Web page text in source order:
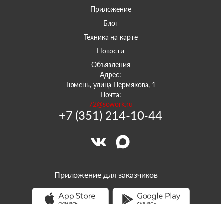
Приложение
Блог
Техника на карте
Новости
Объявления
Адрес:
Тюмень, улица Пермякова, 1
Почта:
72@sowork.ru
+7 (351) 214-10-44
Приложение для заказчиков